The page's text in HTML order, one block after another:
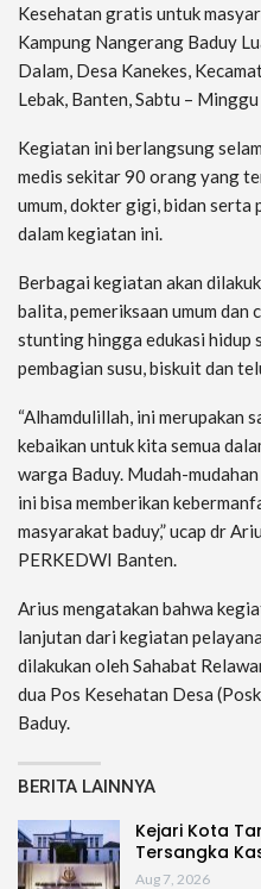
Kesehatan gratis untuk
Kampung Nangerang Baduy
Dalam, Desa Kanekes,
Lebak, Banten, Sabtu –
Kegiatan ini berlangsung
medis sekitar 90 orang yang
umum, dokter gigi, bidan
dalam kegiatan ini.
Berbagai kegiatan akan
balita, pemeriksaan umum dan
stunting hingga edukasi hidup
pembagian susu, biskuit dan
“Alhamdulillah, ini merupakan
kebaikan untuk kita semua
warga Baduy. Mudah-
ini bisa memberikan
masyarakat baduy,” ucap dr
PERKEDWI Banten.
Arius mengatakan bahwa
lanjutan dari kegiatan
dilakukan oleh Sahabat
dua Pos Kesehatan Desa
Baduy.
BERITA LAINNYA
Kejari Kota
Tersangka
Aug 7, 2026